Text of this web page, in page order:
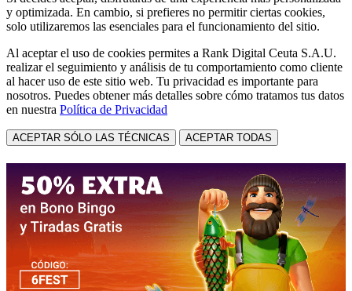
y optimizada. En cambio, si prefieres no permitir ciertas cookies,
solo utilizaremos las esenciales para el funcionamiento del sitio.
Al aceptar el uso de cookies permites a Rank Digital Ceuta S.A.U.
realizar el seguimiento y análisis de tu comportamiento como cliente
al hacer uso de este sitio web. Tu privacidad es importante para
nosotros. Puedes obtener más detalles sobre cómo tratamos tus datos
en nuestra Política de Privacidad
ACEPTAR SÓLO LAS TÉCNICAS ACEPTAR TODAS